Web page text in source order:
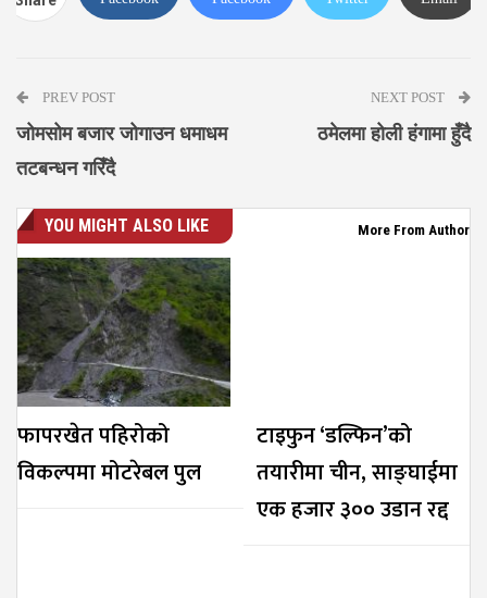
PREV POST
जोमसोम बजार जोगाउन धमाधम
तटबन्धन गरिँदै
NEXT POST
ठमेलमा होली हंगामा हुँदै
YOU MIGHT ALSO LIKE More From Author
फापरखेत पहिरोको
विकल्पमा मोटरेबल पुल
टाइफुन ‘डल्फिन’को
तयारीमा चीन, साङ्घाईमा
एक हजार ३०० उडान रद्द